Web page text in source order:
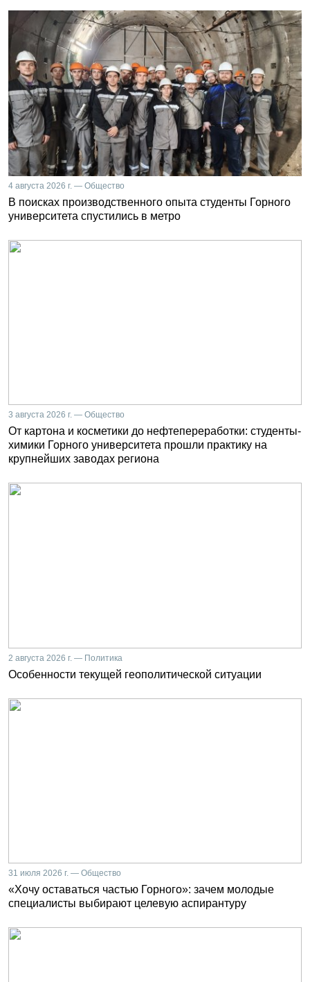
4 августа 2026 г. — Общество
В поисках производственного опыта студенты Горного
университета спустились в метро
3 августа 2026 г. — Общество
От картона и косметики до нефтепереработки: студенты-
химики Горного университета прошли практику на
крупнейших заводах региона
2 августа 2026 г. — Политика
Особенности текущей геополитической ситуации
31 июля 2026 г. — Общество
«Хочу оставаться частью Горного»: зачем молодые
специалисты выбирают целевую аспирантуру